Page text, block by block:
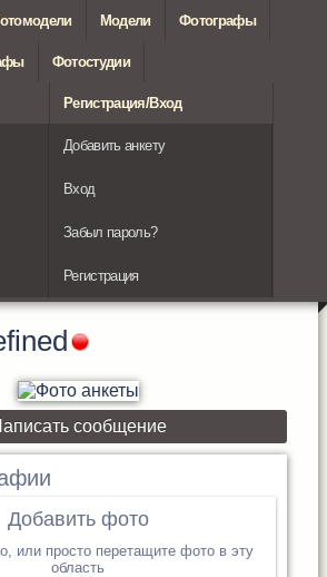
Модели Фотографы
Фотостудии
Регистрация/Вход
Добавить анкету
Вход
Забыл пароль?
Регистрация
сообщение
Добавить фото
или просто перетащите фото в эту
область